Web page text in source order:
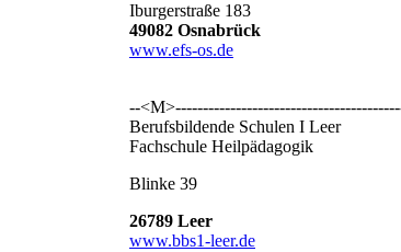
Iburgerstraße 183
49082 Osnabrück
www.efs-os.de
--
Berufsbildende Schulen I Leer
Fachschule Heilpädagogik
Blinke 39
26789 Leer
www.bbs1-leer.de